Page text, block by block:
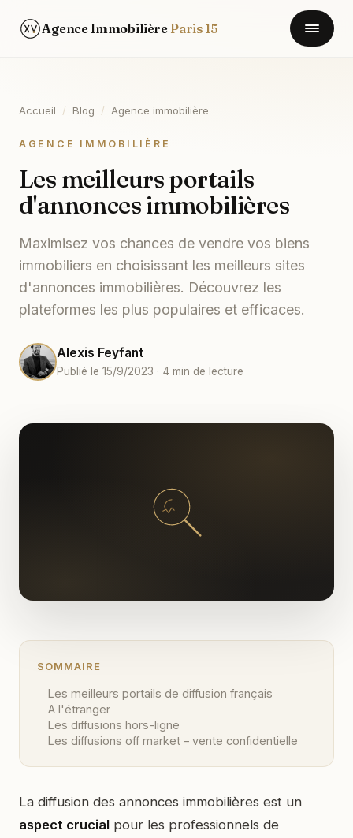
Agence Immobilière Paris 15
Accueil / Blog / Agence immobilière
AGENCE IMMOBILIÈRE
Les meilleurs portails
d'annonces immobilières
Maximisez vos chances de vendre vos biens
immobiliers en choisissant les meilleurs sites
d'annonces immobilières. Découvrez les
plateformes les plus populaires et efficaces.
Alexis Feyfant
Publié le 15/9/2023 · 4 min de lecture
SOMMAIRE
Les meilleurs portails de diffusion français
A l'étranger
Les diffusions hors-ligne
Les diffusions off market – vente confidentielle
La diffusion des annonces immobilières est un
aspect crucial pour les professionnels de